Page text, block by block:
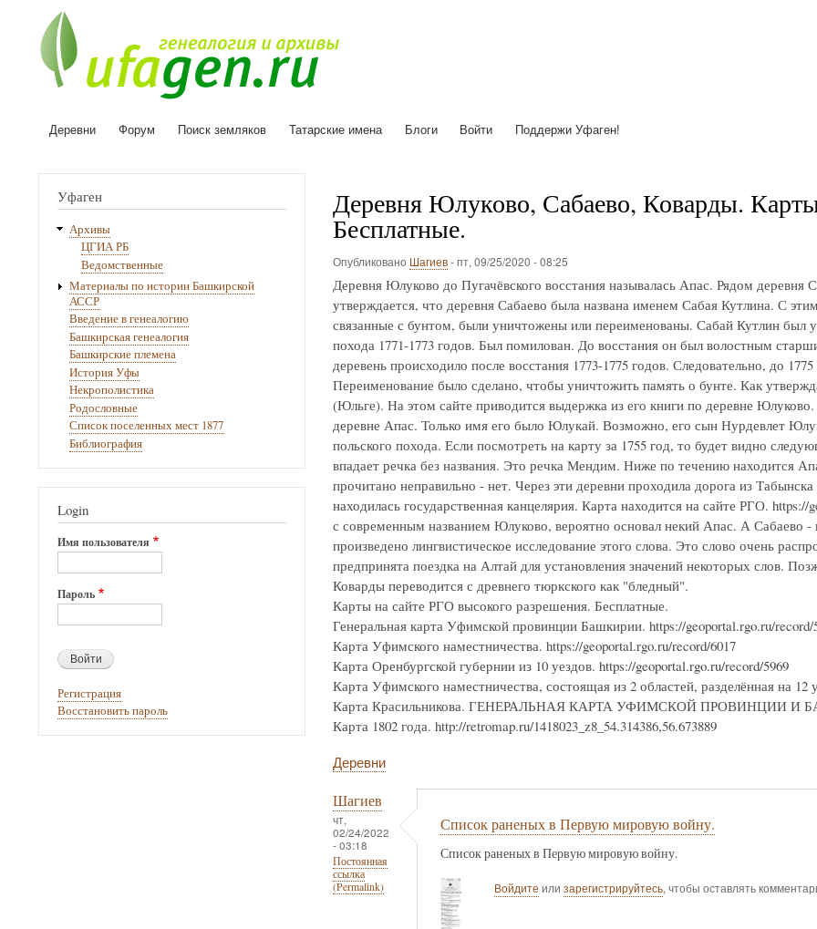
Основная
Деревни Форум Поиск земляков Татарские имена Блоги Войти Поддержи Уфаген!
Деревня Юлуково, Сабаево, Коварды.
Бесплатные.
Опубликовано Шагиев-пт, 09/25/2020 - 08:25
Деревня Юлуково до Пугачёвского восстания называлась Апас. Рядом деревня
утверждается, что деревня Сабаево была названа именем Сабая Кутлина. С
связанные с бунтом, были уничтожены или переименованы. Сабай Кутлин был
похода 1771-1773 годов. Был помилован. До восстания он был волостным
деревень происходило после восстания 1773-1775 годов. Следовательно, до
Переименование было сделано, чтобы уничтожить память о бунте. Как
(Юльге). На этом сайте приводится выдержка из его книги по деревне
деревне Апас. Только имя его было Юлукай. Возможно, его сын Нурдевлет
польского похода. Если посмотреть на карту за 1755 год, то будет видно
впадает речка без названия. Это речка Мендим. Ниже по течению находится
прочитано неправильно - нет. Через эти деревни проходила дорога из
находилась государственная канцелярия. Карта находится на сайте РГО.
с современным названием Юлуково, вероятно основал некий Апас. А Сабаево
произведено лингвистическое исследование этого слова. Это слово очень
предпринята поездка на Алтай для установления значений некоторых слов.
Коварды переводится с древнего тюркского как "бледный".
Карты на сайте РГО высокого разрешения. Бесплатные.
Генеральная карта Уфимской провинции Башкирии. https://geoportal.rgo.ru/record/
Карта Уфимского наместничества. https://geoportal.rgo.ru/record/6017
Карта Оренбургской губернии из 10 уездов. https://geoportal.rgo.ru/record/5969
Карта Уфимского наместничества, состоящая из 2 областей, разделённая на 12
Карта Красильникова. ГЕНЕРАЛЬНАЯ КАРТА УФИМСКОЙ ПРОВИНЦИИ И
Карта 1802 года. http://retromap.ru/1418023_z8_54.314386,56.673889
Деревни
Шагиев
чт,
02/24/2022
- 03:18
Постоянная
ссылка
(Permalink)
Список раненых в Первую мировую войну.
Список раненых в Первую мировую войну.
Войдите илизарегистрируйтесь, чтобы оставлять
Уфаген
Архивы
ЦГИА РБ
Ведомственные
Материалы по истории Башкирской
АССР
Введение в генеалогию
Башкирская генеалогия
Башкирские племена
История Уфы
Некрополистика
Родословные
Список поселенных мест 1877
Библиография
Login
Имя пользователя
Пароль
Регистрация
Восстановить пароль